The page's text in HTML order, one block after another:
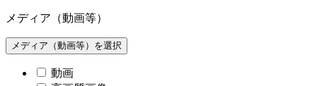
メディア（動画等）
メディア（動画等）を選択
動画